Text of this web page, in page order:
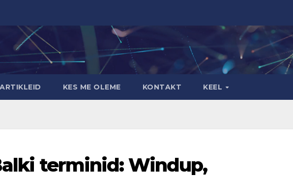
KES ME OLEME KONTAKT KEEL
terminid: Windup,